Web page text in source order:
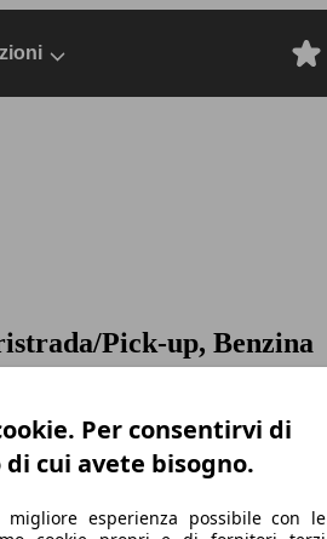
Pick-up, Benzina
Per consentirvi di
cui avete bisogno.
migliore esperienza possibile con le